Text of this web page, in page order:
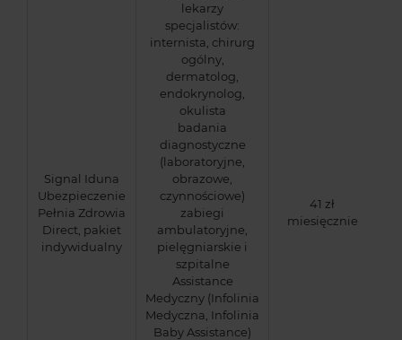
Signal Iduna
Ubezpieczenie
Pełnia Zdrowia
Direct, pakiet
indywidualny
lekarzy
specjalistów:
internista, chirurg
ogólny,
dermatolog,
endokrynolog,
okulista
badania
diagnostyczne
(laboratoryjne,
obrazowe,
czynnościowe)
zabiegi
ambulatoryjne,
pielęgniarskie i
szpitalne
Assistance
Medyczny (Infolinia
Medyczna, Infolinia
Baby Assistance)
41 zł
miesięcznie